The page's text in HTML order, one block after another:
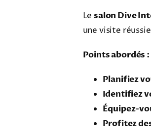
Lesalon Dive
une visite
Points abordés :
Planifiez
Identifiez
Équipez-
Profitez